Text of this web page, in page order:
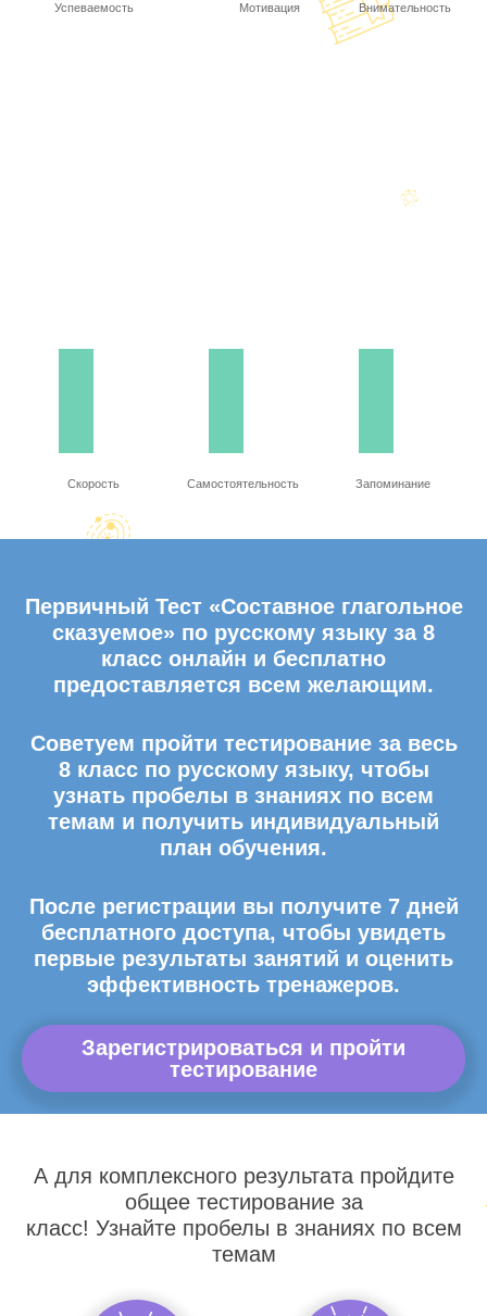
Успеваемость Мотивация Внимательность
Скорость Самостоятельность Запоминание
Первичный Тест «Составное глагольное
сказуемое» по русскому языку за 8
класс онлайн и бесплатно
предоставляется всем желающим.
Советуем пройти тестирование за весь
8 класс по русскому языку, чтобы
узнать пробелы в знаниях по всем
темам и получить индивидуальный
план обучения.
После регистрации вы получите 7 дней
бесплатного доступа, чтобы увидеть
первые результаты занятий и оценить
эффективность тренажеров.
Зарегистрироваться и пройти
тестирование
А для комплексного результата пройдите
общее тестирование за
класс! Узнайте пробелы в знаниях по всем
темам